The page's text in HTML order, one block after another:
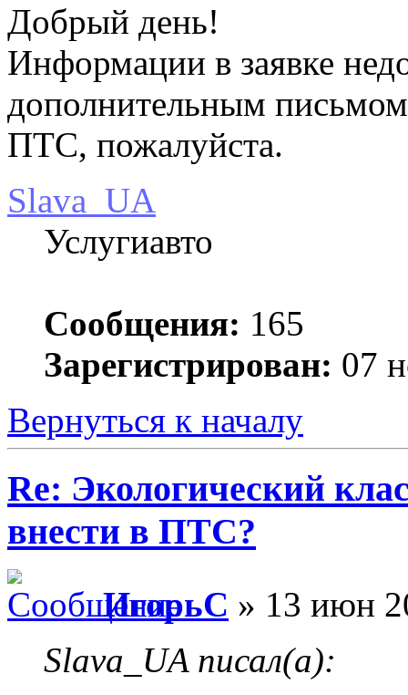
Добрый день!
Информации в заявке
дополнительным
ПТС, пожалуйста.
Slava_UA
Услугиавто
Сообщения: 165
Зарегистрирован: 07
Вернуться к началу
Re: Экологический
внести в ПТС?
ИгорьC » 13 июн
Slava_UA писал(а):